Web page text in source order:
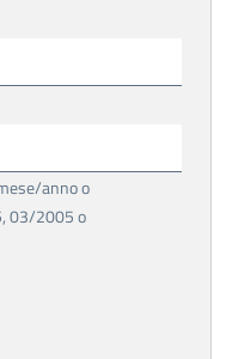
anno o
03/2005 o